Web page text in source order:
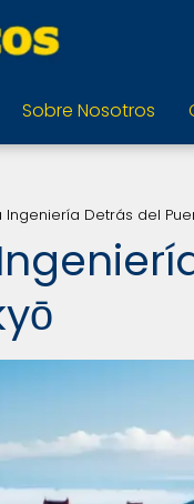
Sobre Nosotros
Detrás del